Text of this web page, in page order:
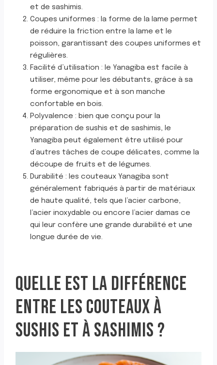
et de sashimis.
Coupes uniformes : la forme de la lame permet
de réduire la friction entre la lame et le
poisson, garantissant des coupes uniformes et
régulières.
Facilité d’utilisation : le Yanagiba est facile à
utiliser, même pour les débutants, grâce à sa
forme ergonomique et à son manche
confortable en bois.
Polyvalence : bien que conçu pour la
préparation de sushis et de sashimis, le
Yanagiba peut également être utilisé pour
d’autres tâches de coupe délicates, comme la
découpe de fruits et de légumes.
Durabilité : les couteaux Yanagiba sont
généralement fabriqués à partir de matériaux
de haute qualité, tels que l’acier carbone,
l’acier inoxydable ou encore l’acier damas ce
qui leur confère une grande durabilité et une
longue durée de vie.
QUELLE EST LA DIFFÉRENCE
ENTRE LES COUTEAUX À
SUSHIS ET À SASHIMIS ?